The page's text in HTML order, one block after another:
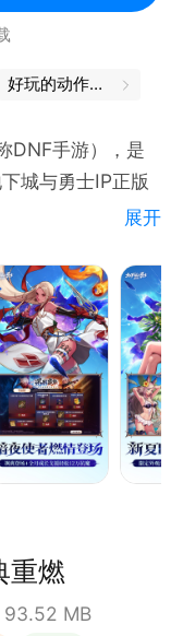
好玩的动作手游
DNF手游），是
城与勇士IP正版
兰之森，一起探寻
势力间周旋等！这
展开
重燃
93.52 MB